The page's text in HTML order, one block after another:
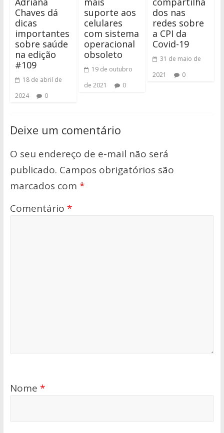
Chaves dá
dicas
importantes
sobre saúde
na edição
#109
18 de abril de
2024
0
suporte aos
celulares
com sistema
operacional
obsoleto
19 de outubro
de 2021
0
dos nas
redes sobre
a CPI da
Covid-19
31 de maio de
2021
0
Deixe um comentário
O seu endereço de e-mail não será
publicado. Campos obrigatórios são
marcados com *
Comentário *
Nome *